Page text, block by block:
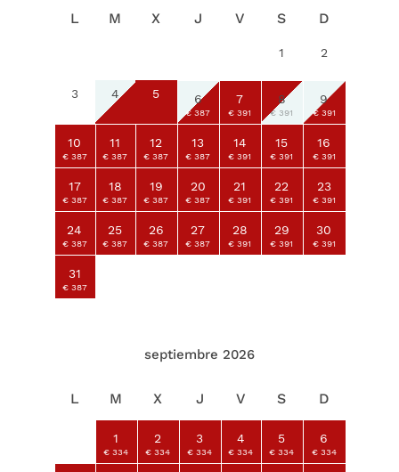
L M X J V S D
1 2
3 4 5 6
€ 387
7
€ 391
8
€ 391
9
€ 391
10
€ 387
11
€ 387
12
€ 387
13
€ 387
14
€ 391
15
€ 391
16
€ 391
17
€ 387
18
€ 387
19
€ 387
20
€ 387
21
€ 391
22
€ 391
23
€ 391
24
€ 387
25
€ 387
26
€ 387
27
€ 387
28
€ 391
29
€ 391
30
€ 391
31
€ 387
septiembre 2026
L M X J V S D
1
€ 334
2
€ 334
3
€ 334
4
€ 334
5
€ 334
6
€ 334